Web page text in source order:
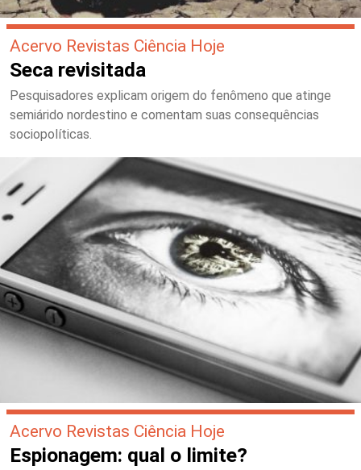
Acervo Revistas Ciência Hoje
Seca revisitada
Pesquisadores explicam origem do fenômeno que atinge
semiárido nordestino e comentam suas consequências
sociopolíticas.
Acervo Revistas Ciência Hoje
Espionagem: qual o limite?